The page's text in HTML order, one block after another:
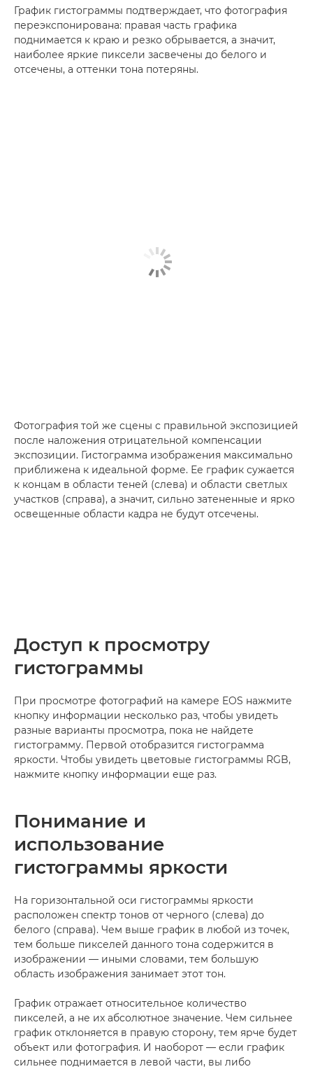
График гистограммы подтверждает, что фотография
переэкспонирована: правая часть графика
поднимается к краю и резко обрывается, а значит,
наиболее яркие пиксели засвечены до белого и
отсечены, а оттенки тона потеряны.
Фотография той же сцены с правильной экспозицией
после наложения отрицательной компенсации
экспозиции. Гистограмма изображения максимально
приближена к идеальной форме. Ее график сужается
к концам в области теней (слева) и области светлых
участков (справа), а значит, сильно затененные и ярко
освещенные области кадра не будут отсечены.
Доступ к просмотру
гистограммы
При просмотре фотографий на камере EOS нажмите
кнопку информации несколько раз, чтобы увидеть
разные варианты просмотра, пока не найдете
гистограмму. Первой отобразится гистограмма
яркости. Чтобы увидеть цветовые гистограммы RGB,
нажмите кнопку информации еще раз.
Понимание и
использование
гистограммы яркости
На горизонтальной оси гистограммы яркости
расположен спектр тонов от черного (слева) до
белого (справа). Чем выше график в любой из точек,
тем больше пикселей данного тона содержится в
изображении — иными словами, тем большую
область изображения занимает этот тон.
График отражает относительное количество
пикселей, а не их абсолютное значение. Чем сильнее
график отклоняется в правую сторону, тем ярче будет
объект или фотография. И наоборот — если график
сильнее поднимается в левой части, вы либо